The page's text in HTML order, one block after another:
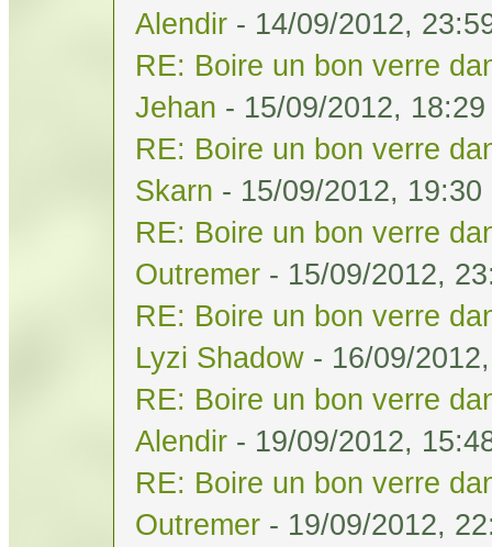
Alendir - 14/09/2012,
RE: Boire un bon verre
Jehan - 15/09/2012, 18:29
RE: Boire un bon verre
Skarn - 15/09/2012, 19:30
RE: Boire un bon verre
Outremer - 15/09/2012,
RE: Boire un bon verre
Lyzi Shadow - 16/09/
RE: Boire un bon verre
Alendir - 19/09/2012,
RE: Boire un bon verre
Outremer - 19/09/2012,